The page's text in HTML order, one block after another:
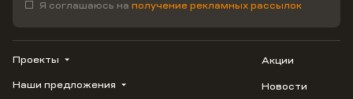
Я соглашаюсь на получение рекламных рассылок
Проекты
ВЕРН
Наши предложения
Акции
Новости